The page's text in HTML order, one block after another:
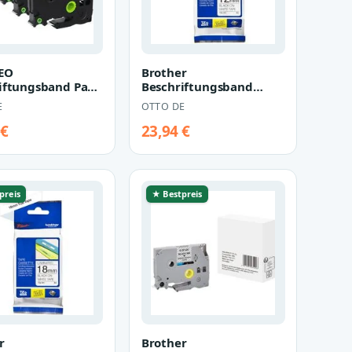
Pack
Schriftband für
Touc…
Brother
Beschriftungsband
TZE231 P-touch
Schriftbandkassette
12mm
OTTO DE
23,94 €
★ Bestpreis
Brother